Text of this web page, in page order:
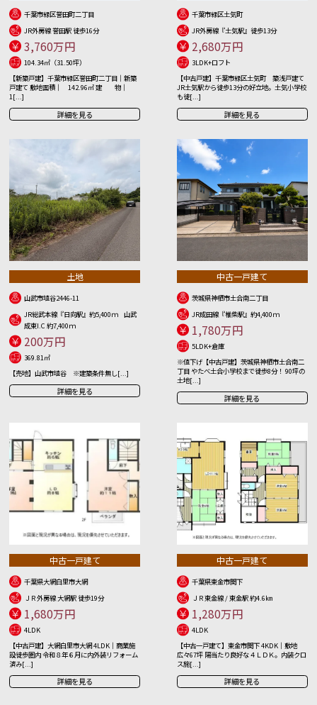
千葉市緑区誉田町二丁目
JR外房線 誉田駅 徒歩16分
3,760万円
104.34㎡（31.50坪）
【新築戸建】千葉市緑区誉田町二丁目｜新築
戸建て 敷地面積｜ 142.96㎡ 建 物｜
1[...]
詳細を見る
千葉市緑区土気町
JR外房線『土気駅』徒歩13分
2,680万円
3LDK+ロフト
【中古戸建】千葉市緑区土気町 築浅戸建て
JR土気駅から徒歩13分の好立地。土気小学校
も徒[...]
詳細を見る
土地
山武市埴谷2446-11
JR総武本線『日向駅』約5,400ｍ 山武
成東I.C 約7,400ｍ
200万円
369.81㎡
【売地】山武市埴谷 ※建築条件無し[...]
詳細を見る
中古一戸建て
茨城県神栖市土合南二丁目
JR成田線『椎柴駅』約4,400ｍ
1,780万円
5LDK+倉庫
※値下げ【中古戸建】茨城県神栖市土合南二
丁目 やたべ土合小学校まで徒歩8分！ 90坪の
土地[...]
詳細を見る
中古一戸建て
千葉県大網白里市大網
ＪＲ外房線 大網駅 徒歩19分
1,680万円
4LDK
【中古戸建】大網白里市大網 4LDK｜商業施
設徒歩圏内 令和８年６月に内外装リフォーム
済み[...]
詳細を見る
中古一戸建て
千葉県東金市関下
ＪＲ東金線 / 東金駅 約4.6㎞
1,280万円
4LDK
【中古一戸建て】東金市関下 4KDK｜敷地
広々67坪 陽当たり良好な４ＬＤＫ。内装クロ
ス施[...]
詳細を見る